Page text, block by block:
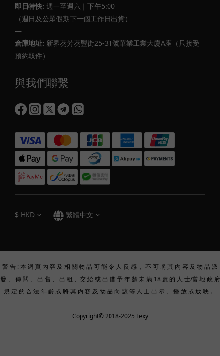
即日特快: 週一至週六｜下午5:00
（週日及公眾假期下一個工作日出貨）
—
倉庫地址: 新界葵芳葵豐街25-31號華業工業大廈A座（只接受
預約取件）
與我們聯繫
$ HKD 繁體中文
警 告 : 本 網 頁 內 容 及 相 關 物 品 可 能 令 人 反 感 ， 不 可 將 其 內 容 及 物 品 派
發 、 傳 閱 、 出 售 、 出 租 、交 給 或 出 借 予 年 齡 未 滿 18 歲 的 人 士/當 地 政 府
規 定 的 合 法 年 齡 或 將 其 內 容 及 物 品 向 該 等 人 士 出 示 、 播 放 或 放 映 。
Copyright© 2018-2025 Lexy